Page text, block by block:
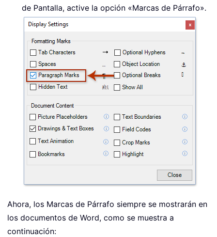
de Pantalla, active la opción «Marcas de Párrafo».
Ahora, los Marcas de Párrafo siempre se mostrarán en
los documentos de Word, como se muestra a
continuación: